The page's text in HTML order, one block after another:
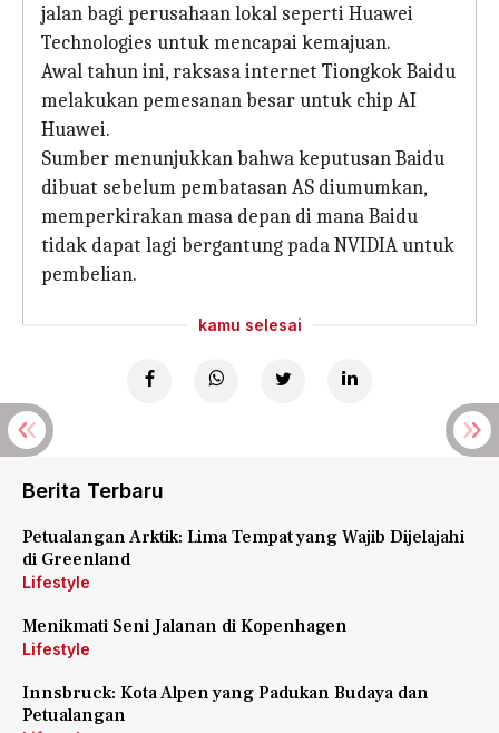
jalan bagi perusahaan lokal seperti Huawei
Technologies untuk mencapai kemajuan.
Awal tahun ini, raksasa internet Tiongkok Baidu
melakukan pemesanan besar untuk chip AI
Huawei.
Sumber menunjukkan bahwa keputusan Baidu
dibuat sebelum pembatasan AS diumumkan,
memperkirakan masa depan di mana Baidu
tidak dapat lagi bergantung pada NVIDIA untuk
pembelian.
kamu selesai
Berita Terbaru
Petualangan Arktik: Lima Tempat yang Wajib Dijelajahi
di Greenland
Lifestyle
Menikmati Seni Jalanan di Kopenhagen
Lifestyle
Innsbruck: Kota Alpen yang Padukan Budaya dan
Petualangan